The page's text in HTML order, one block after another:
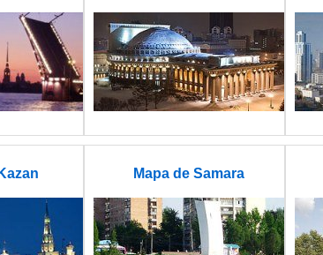
Mapa de Samara